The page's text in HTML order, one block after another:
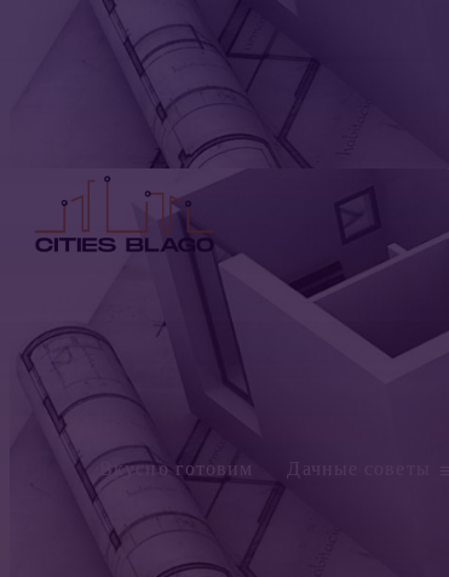
Вкусно готовим Дачные советы